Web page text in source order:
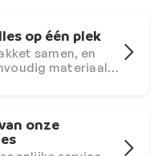
op één plek
samen, en
materiaal
onze